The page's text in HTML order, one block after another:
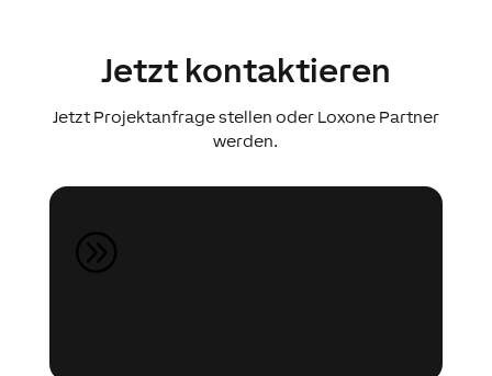
Jetzt kontaktieren
Jetzt Projektanfrage stellen oder Loxone Partner
werden.